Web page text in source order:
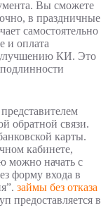
Вы сможете
в праздничные
самостоятельно
и оплата
улучшению КИ. Это
обратной связи.
карты.
кабинете,
можно начать с
форму входа в
займы без отказа
предоставляется в